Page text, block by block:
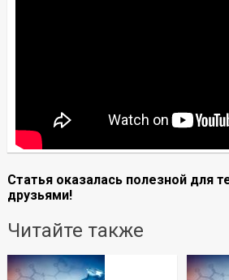
Статья оказалась полезной для
друзьями!
Читайте также